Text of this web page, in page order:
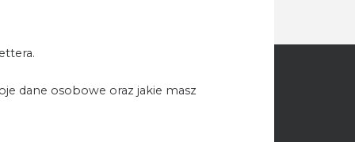
dane osobowe oraz jakie masz